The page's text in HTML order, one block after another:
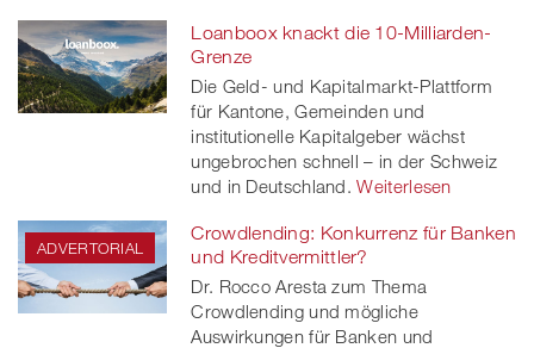
Loanboox knackt die 10-Milliarden-
Grenze
Die Geld- und Kapitalmarkt-Plattform
für Kantone, Gemeinden und
institutionelle Kapitalgeber wächst
ungebrochen schnell – in der Schweiz
und in Deutschland. Weiterlesen
Crowdlending: Konkurrenz für Banken
und Kreditvermittler?
ADVERTORIAL
Dr. Rocco Aresta zum Thema
Crowdlending und mögliche
Auswirkungen für Banken und